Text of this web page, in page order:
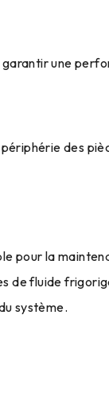
une
des
pour la
de fluide
système.